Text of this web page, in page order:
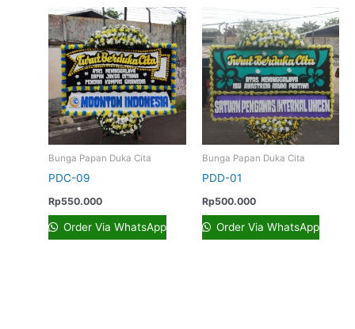
Bunga Papan Duka Cita
PDC-09
Rp550.000
Order Via WhatsApp
Bunga Papan Duka Cita
PDD-01
Rp500.000
Order Via WhatsApp